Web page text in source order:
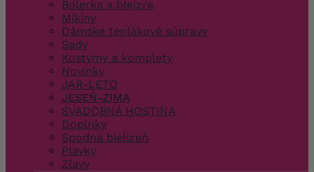
Bolerka a blejzre
Mikiny
Dámske teplákové súpravy
Sady
Kostýmy a komplety
Novinky
JAR-LETO
JESEŇ-ZIMA
SVADOBNÁ HOSTINA
Doplnky
Spodná bielizeň
Plavky
Zľavy